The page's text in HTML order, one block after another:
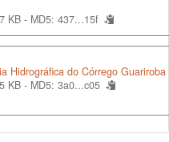
KB - MD5: 437...15f
Hidrográfica do Córrego Guariroba
KB - MD5: 3a0...c05